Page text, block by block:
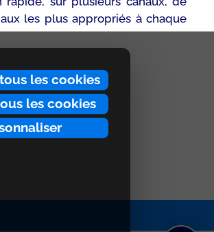
les cookies
les cookies
les plus appropriés à chaque